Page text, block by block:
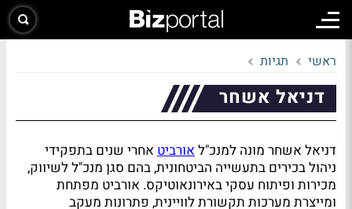
ראשי תגיות
דניאל אשחר
דניאל אשחר מונה למנכ"לאורביט אחרי שנים בתפקידי
ניהול בכירים בתעשייה הביטחונית, בהם סגן מנכ"ל לשיווק,
מכירות ופיתוח עסקי באירונאוטיקס. אורביט מפתחת
ומייצרת מערכות תקשורת לוויינית, פתרונות מעקב